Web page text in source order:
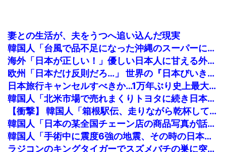
妻との生活が、夫をうつへ追い込んだ現実
韓国人「台風で品不足になった沖縄のスーパーに行ってみたら、なぜか辛ラーメンだけ売れ残っていたんです…」
海外「日本が正しい！」優しい日本人に甘える外国人に海外が大騒ぎ
欧州「日本だけ反則だろ…」 世界の『日本びいき』にヨーロッパ全土から不満の声
日本旅行キャンセルすべきか…1万年ぶり史上最大級の火山の兆し＝韓国の反応
韓国人「北米市場で売れまくりトヨタに続き日本のホンダやスズキも今年第2四半期に大幅な黒字を記録！」→「あまりにも見事なV字回復‥」
【衝撃】 韓国人「箱根駅伝、走りながら乾杯してた」
韓国人「日本の某全国チェーン店の商品写真が話題になっている理由がこちら…」→「羨ましい…（ブルブル」＝韓国の反応
韓国人「手術中に震度6強の地震、その時の日本の医療スタッフたちの姿をご覧ください」→「マジで鳥肌立った」「こういう姿は韓国も見習わないと」...
ラジコンのキングタイガーでスズメバチの巣に突撃「ハチからしたら突然ドイツ戦車が家に来るんだぞ」【海外の反応】